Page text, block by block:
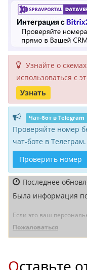
Узнайте о
исполь­зоваться с
Узнать
Чат-бот в Telegram
Проверяйте номер
чат-боте в Телеграм.
Проверить номер
Последнее
Была информация
Если это ваш
Пожаловаться
Оставьте